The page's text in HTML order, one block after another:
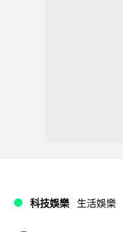
科技娛樂 生活娛樂